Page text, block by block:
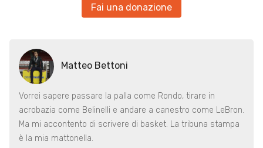
Fai una donazione
Matteo Bettoni
Vorrei sapere passare la palla come Rondo, tirare in
acrobazia come Belinelli e andare a canestro come LeBron.
Ma mi accontento di scrivere di basket. La tribuna stampa
è la mia mattonella.